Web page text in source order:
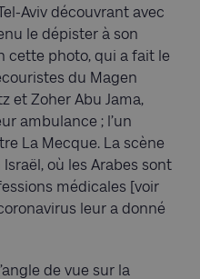
Aviv découvrant avec
le dépister à son
cette photo, qui a fait le
du Magen
et Zoher Abu Jama,
ambulance ; l’un
La Mecque. La scène
où les Arabes sont
médicales [voir
leur a donné
de vue sur la